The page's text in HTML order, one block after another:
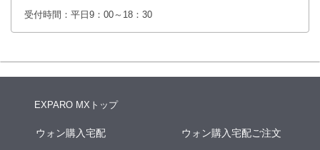
本人が容易に認識できない方法による個人情報の取得
クッキーやWebビーコン等を用いるなどして、本人が容易に認識でき
受付時間：平日9：00～18：30
EXPARO MXトップ
ウォン購入宅配 ウォン購入宅配ご注文